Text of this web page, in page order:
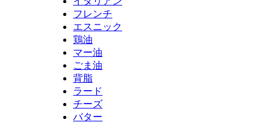
フレンチ
エスニック
鶏油
マー油
ごま油
背脂
ラード
チーズ
バター